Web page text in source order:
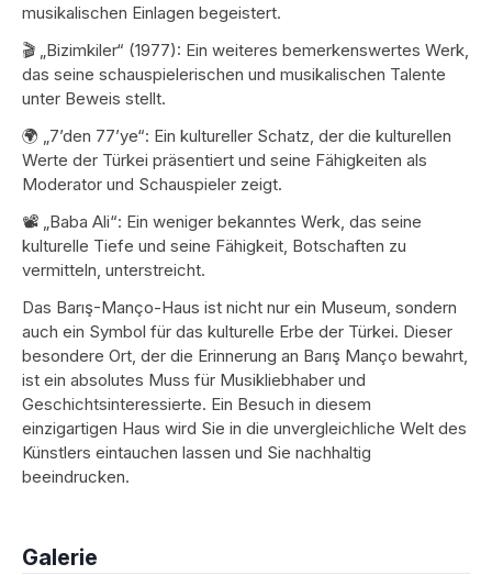
musikalischen Einlagen begeistert.
🎬 „Bizimkiler“ (1977): Ein weiteres bemerkenswertes Werk,
das seine schauspielerischen und musikalischen Talente
unter Beweis stellt.
🌍 „7’den 77’ye“: Ein kultureller Schatz, der die kulturellen
Werte der Türkei präsentiert und seine Fähigkeiten als
Moderator und Schauspieler zeigt.
📽️ „Baba Ali“: Ein weniger bekanntes Werk, das seine
kulturelle Tiefe und seine Fähigkeit, Botschaften zu
vermitteln, unterstreicht.
Das Barış-Manço-Haus ist nicht nur ein Museum, sondern
auch ein Symbol für das kulturelle Erbe der Türkei. Dieser
besondere Ort, der die Erinnerung an Barış Manço bewahrt,
ist ein absolutes Muss für Musikliebhaber und
Geschichtsinteressierte. Ein Besuch in diesem
einzigartigen Haus wird Sie in die unvergleichliche Welt des
Künstlers eintauchen lassen und Sie nachhaltig
beeindrucken.
Galerie